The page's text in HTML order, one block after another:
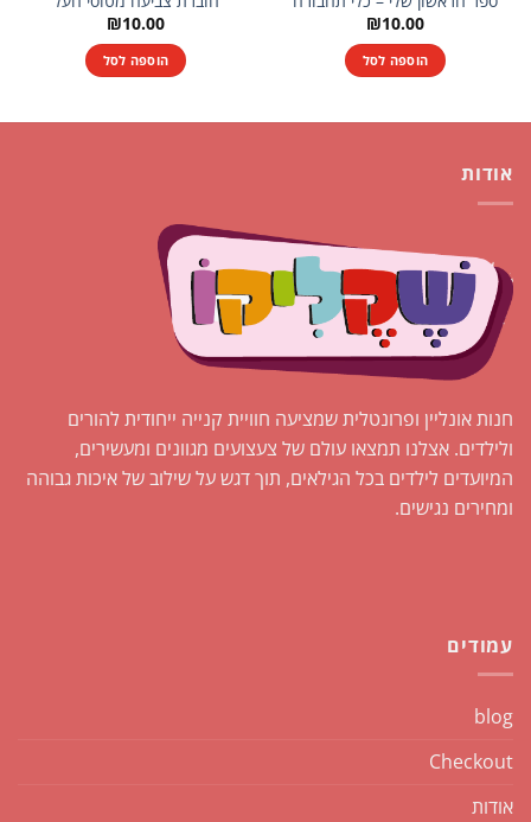
₪10.00
הוספה לסל
₪10.00
הוספה לסל
אודות
חנות אונליין ופרונטלית שמציעה חוויית קנייה ייחודית להורים
ולילדים. אצלנו תמצאו עולם של צעצועים מגוונים ומעשירים,
המיועדים לילדים בכל הגילאים, תוך דגש על שילוב של איכות גבוהה
ומחירים נגישים.
עמודים
blog
Checkout
אודות